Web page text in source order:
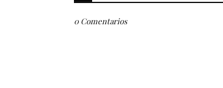
0 Comentarios